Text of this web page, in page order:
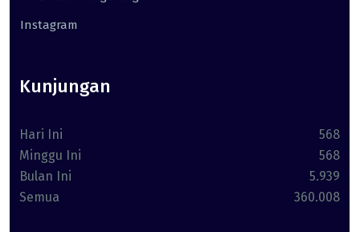
Instagram
Kunjungan
Hari Ini
Minggu Ini
Bulan Ini
Semua
568
568
5.939
360.008